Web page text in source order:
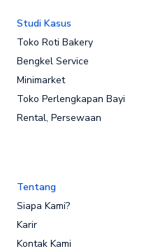
Studi Kasus
Toko Roti Bakery
Bengkel Service
Minimarket
Toko Perlengkapan Bayi
Rental, Persewaan
Tentang
Siapa Kami?
Karir
Kontak Kami